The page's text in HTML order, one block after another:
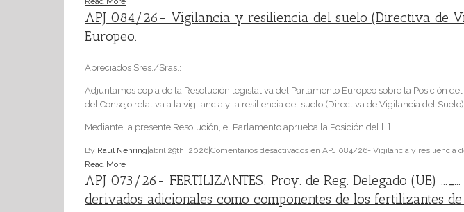
APJ 084/26- Vigilancia y resiliencia del suelo (Directiva de
Europeo.
Apreciados Sres./Sras.:
Adjuntamos copia de la Resolución legislativa del Parlamento Europeo sobre la Posición
del Consejo relativa a la vigilancia y la resiliencia del suelo (Directiva de Vigilancia del Suelo).
Mediante la presente Resolución, el Parlamento aprueba la Posición del […]
By Raúl Nehring|abril 29th, 2026|Comentarios desactivados en APJ 084/26- Vigilancia y resiliencia
Read More
APJ 073/26- FERTILIZANTES: Proy. de Reg. Delegado (UE)
derivados adicionales como componentes de los fertilizantes